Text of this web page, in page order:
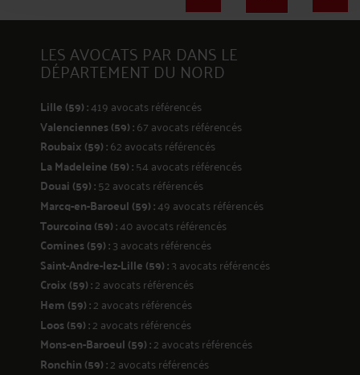
LES AVOCATS PAR DANS LE
DÉPARTEMENT DU NORD
Lille (59) :419 avocats référencés
Valenciennes (59) :67 avocats référencés
Roubaix (59) :62 avocats référencés
La Madeleine (59) :54 avocats référencés
Douai (59) :52 avocats référencés
Marcq-en-Baroeul (59) :49 avocats référencés
Tourcoing (59) :40 avocats référencés
Comines (59) :3 avocats référencés
Saint-Andre-lez-Lille (59) :3 avocats référencés
Croix (59) :2 avocats référencés
Hem (59) :2 avocats référencés
Loos (59) :2 avocats référencés
Mons-en-Baroeul (59) :2 avocats référencés
Ronchin (59) :2 avocats référencés